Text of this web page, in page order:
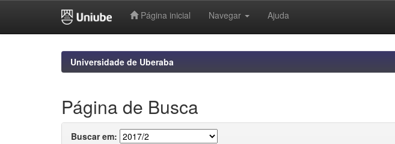
Página inicial Navegar Ajuda
Universidade de Uberaba
Página de Busca
Buscar em: